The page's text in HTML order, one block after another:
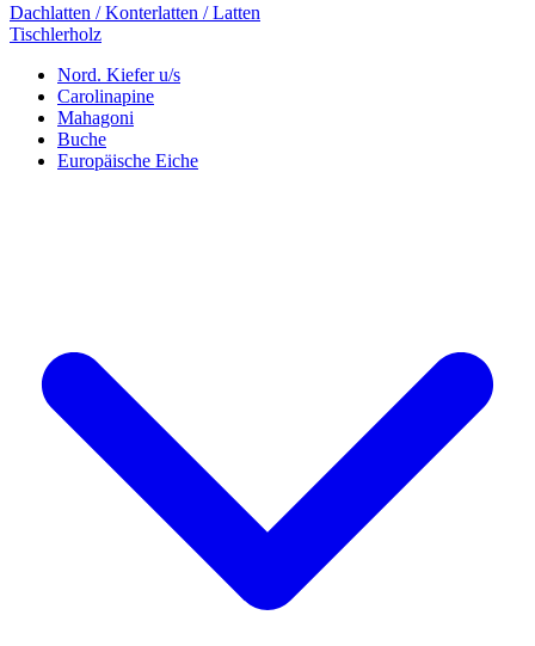
Dachlatten / Konterlatten / Latten
Tischlerholz
Nord. Kiefer u/s
Carolinapine
Mahagoni
Buche
Europäische Eiche